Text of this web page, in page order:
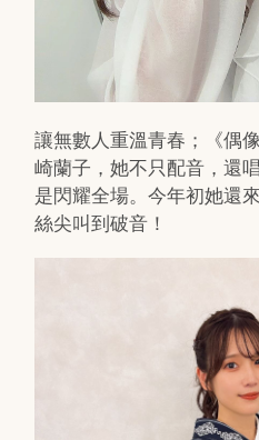
讓無數人重溫青春；《偶
崎蘭子，她不只配音，還
是閃耀全場。今年初她還
絲尖叫到破音！